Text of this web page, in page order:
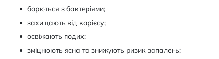
борються з бактеріями;
захищають від карієсу;
освіжають подих;
зміцнюють ясна та знижують ризик запалень;